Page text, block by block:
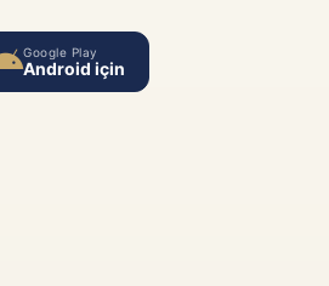
Google Play
Android için